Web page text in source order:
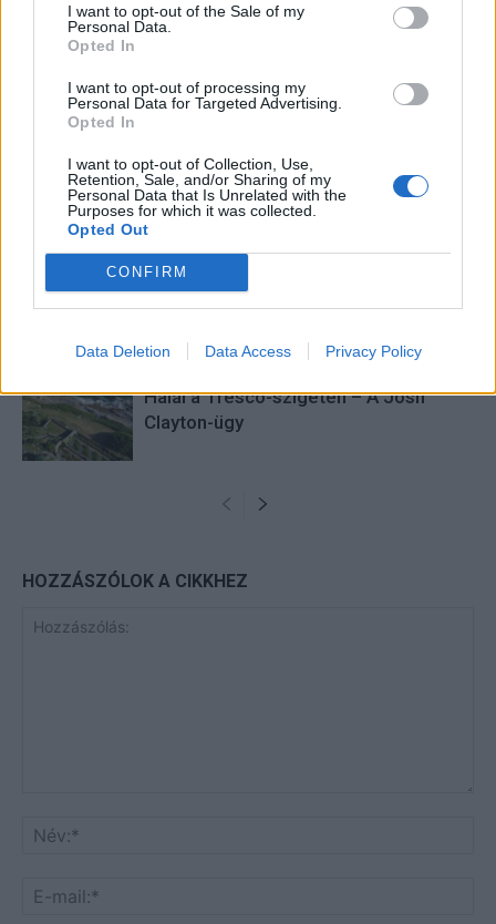
I want to opt-out of the Sale of my
Personal Data.
Opted In
I want to opt-out of processing my
Personal Data for Targeted Advertising.
Opted In
I want to opt-out of Collection, Use,
Retention, Sale, and/or Sharing of my
Personal Data that Is Unrelated with the
Purposes for which it was collected.
Opted Out
CONFIRM
Data Deletion Data Access Privacy Policy
cikkeket és apró vicces történeteket.
KAPCSOLÓDÓ CIKKEK
Minka 14. rész
Minka 13. rész
Halál a Tresco-szigeten – A Josh
Clayton-ügy
HOZZÁSZÓLOK A CIKKHEZ